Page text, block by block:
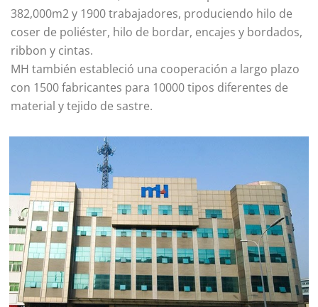
382,000m2 y 1900 trabajadores, produciendo hilo de
coser de poliéster, hilo de bordar, encajes y bordados,
ribbon y cintas.
MH también estableció una cooperación a largo plazo
con 1500 fabricantes para 10000 tipos diferentes de
material y tejido de sastre.